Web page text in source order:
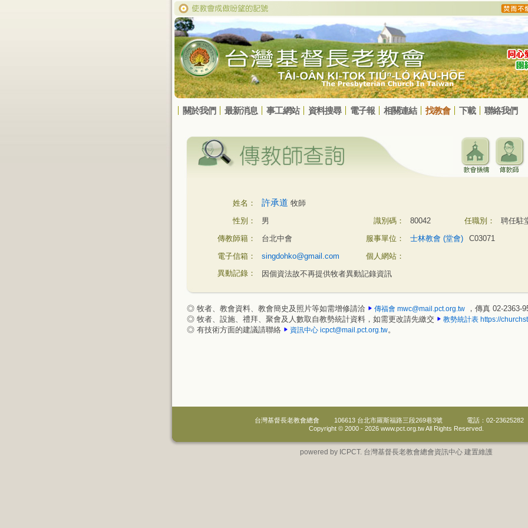
關於我們 最新消息 事工網站 資料搜尋 電子報 相關連結 找教會 下載 聯絡我們
姓名： 許承道 牧師
性別：
男 識別碼： 80042 任職別：
聘任駐
傳教師籍：
台北中會 服事單位： 士林教會 (堂會)
C03071
電子信箱：
singdohko@gmail.com
個人網站：
異動記錄：
因個資法故不再提供牧者異動記錄資訊
◎ 牧者、教會資料、教會簡史及照片等如需增修請洽 傳福會 mwc@mail.pct.org.tw ，傳真 02-2363-
◎ 牧者、設施、禮拜、聚會及人數取自教勢統計資料，如需更改請先繳交
教勢統計表 https://
◎ 有技術方面的建議請聯絡 資訊中心 icpct@mail.pct.org.tw。
台灣基督長老教會總會 106613 台北市羅斯福路三段269巷3號
電話：02-23625282
Copyright © 2000 - 2026 www.pct.org.tw All Rights Reserved.
powered by ICPCT. 台灣基督長老教會總會資訊中心 建置維護